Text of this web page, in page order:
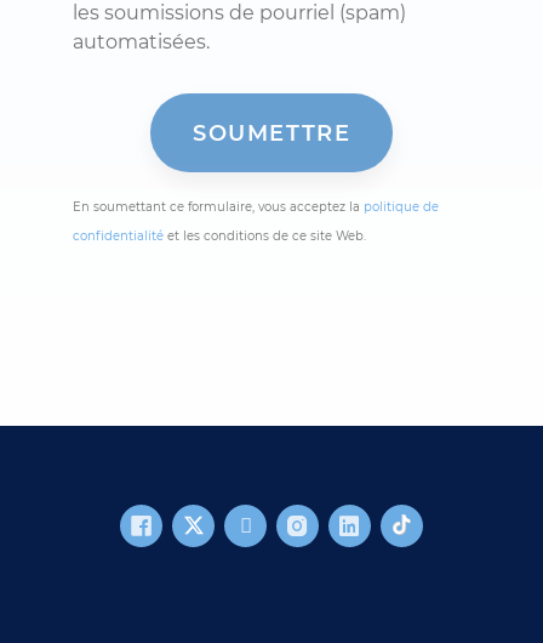
les soumissions de pourriel (spam)
automatisées.
En soumettant ce formulaire, vous acceptez la politique de
confidentialité et les conditions de ce site Web.